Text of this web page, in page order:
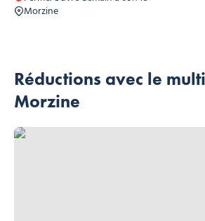
Morzine
Réductions avec le
Morzine
Escape game l’apéro, © Pulse Activity